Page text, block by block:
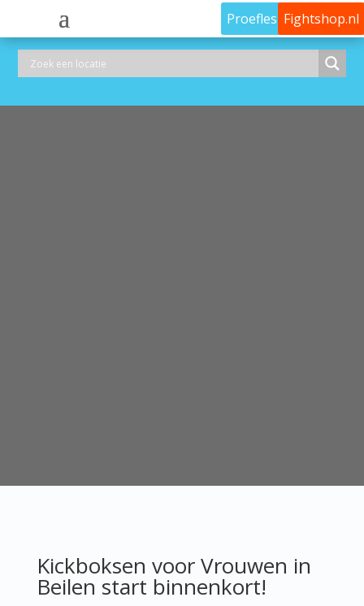
Proefles Fightshop.nl
Kickboksen voor Vrouwen in
Beilen start binnenkort!